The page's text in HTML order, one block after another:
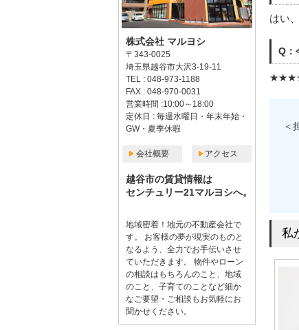
はい
Q：
＜
私
株式会社 マルヨシ
〒343-0025
埼玉県越谷市大沢3-19-11
TEL : 048-973-1188
FAX : 048-970-0031
営業時間 :10:00～18:00
定休日 : 毎週水曜日・年末年始・
GW・夏季休暇
会社概要 アクセス
越谷市の賃貸情報は
センチュリー21マルヨシへ。
地域密着！地元の不動産会社で
す。 お客様の夢が現実のものと
なるよう、全力でお手伝いさせ
ていただきます。 物件やローン
の相談はもちろんのこと、地域
のこと、子育てのことなど細か
なご要望・ご相談もお気軽にお
聞かせください。